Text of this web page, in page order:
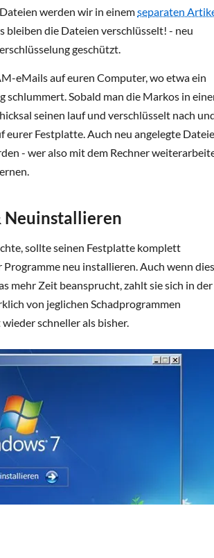
werden wir in einemseparaten
bleiben die Dateien verschlüsselt! - neu
geschützt.
eMails auf euren Computer, wo etwa ein
Sobald man die Markos in
seinen lauf und verschlüsselt nach
Festplatte. Auch neu angelegte
- wer also mit dem Rechner
Neuinstallieren
sollte seinen Festplatte komplett
neu installieren. Auch wenn
mehr Zeit beansprucht, zahlt sie sich in der
von jeglichen Schadprogrammen
schneller als bisher.